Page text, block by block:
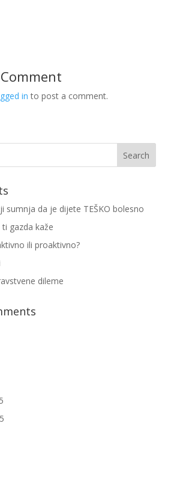
in to post a comment.
sumnja da je dijete TEŠKO bolesno
gazda kaže
ili proaktivno?
dileme